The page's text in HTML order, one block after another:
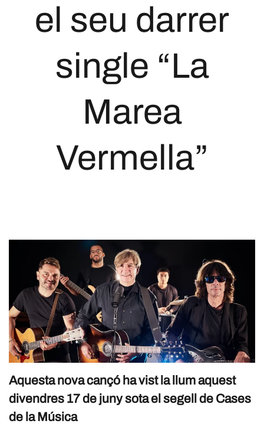
el seu darrer
single “La
Marea
Vermella”
Aquesta nova cançó ha vist la llum aquest
divendres 17 de juny sota el segell de Cases
de la Música